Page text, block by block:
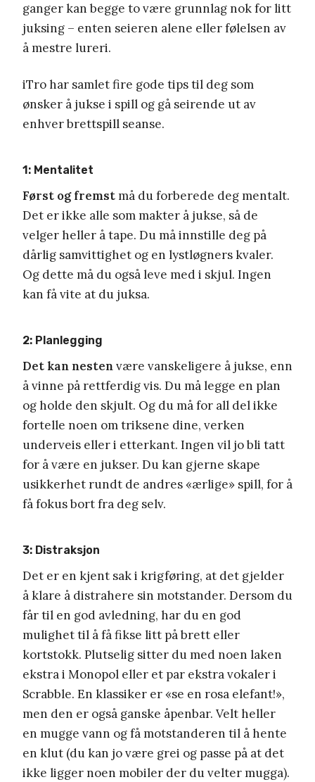
ganger kan begge to være grunnlag nok for litt
juksing – enten seieren alene eller følelsen av
å mestre lureri.
iTro har samlet fire gode tips til deg som
ønsker å jukse i spill og gå seirende ut av
enhver brettspill seanse.
1: Mentalitet
Først og fremstmå du forberede deg mentalt.
Det er ikke alle som makter å jukse, så de
velger heller å tape. Du må innstille deg på
dårlig samvittighet og en lystløgners kvaler.
Og dette må du også leve med i skjul. Ingen
kan få vite at du juksa.
2: Planlegging
Det kan nestenvære vanskeligere å jukse, enn
å vinne på rettferdig vis. Du må legge en plan
og holde den skjult. Og du må for all del ikke
fortelle noen om triksene dine, verken
underveis eller i etterkant. Ingen vil jo bli tatt
for å være en jukser. Du kan gjerne skape
usikkerhet rundt de andres «ærlige» spill, for å
få fokus bort fra deg selv.
3: Distraksjon
Det er en kjent sak i krigføring, at det gjelder
å klare å distrahere sin motstander. Dersom du
får til en god avledning, har du en god
mulighet til å få fikse litt på brett eller
kortstokk. Plutselig sitter du med noen laken
ekstra i Monopol eller et par ekstra vokaler i
Scrabble. En klassiker er «se en rosa elefant!»,
men den er også ganske åpenbar. Velt heller
en mugge vann og få motstanderen til å hente
en klut (du kan jo være grei og passe på at det
ikke ligger noen mobiler der du velter mugga).